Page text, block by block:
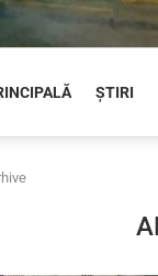
ȘTIRI